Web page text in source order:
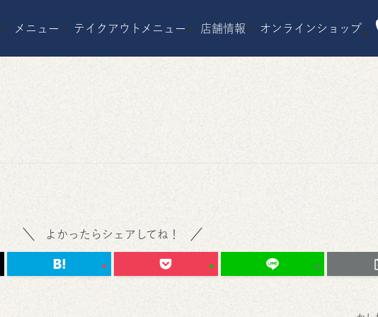
メニュー テイクアウトメニュー 店舗情報 オンラインショップ
よかったらシェアしてね！